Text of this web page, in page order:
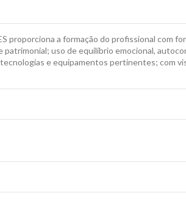
a formação do profissional com
uso de equilíbrio emocional,
e equipamentos pertinentes; com